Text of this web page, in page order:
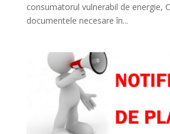
consumatorul vulnerabil de energie,
documentele necesare în...